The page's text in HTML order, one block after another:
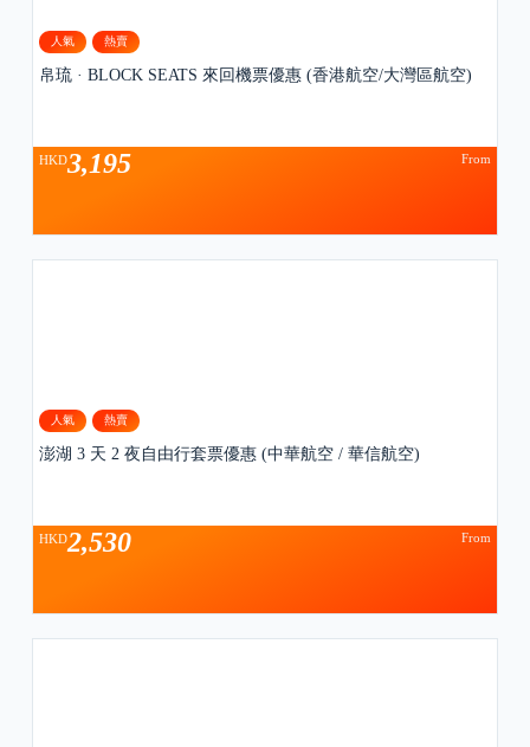
人氣 熱賣
帛琉 · BLOCK SEATS 來回機票優惠 (香港航空/大灣區航空)
From
HKD3,195
人氣 熱賣
澎湖 3 天 2 夜自由行套票優惠 (中華航空 / 華信航空)
From
HKD2,530